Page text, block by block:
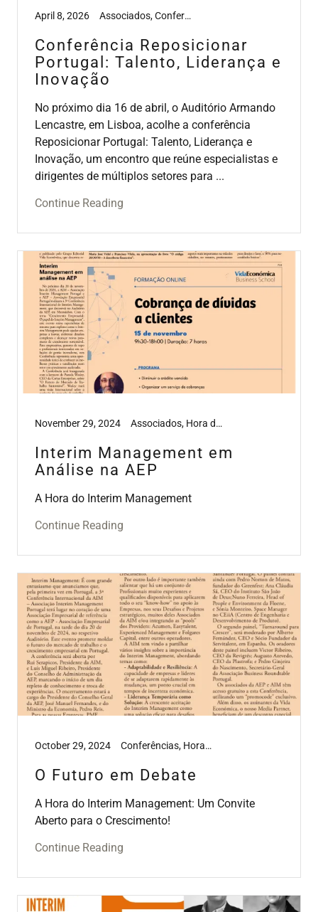
April 8, 2026 Associados, Conferências, Media
Conferência Reposicionar
Portugal: Talento, Liderança e
Inovação
No próximo dia 16 de abril, o Auditório Armando
Lencastre, em Lisboa, acolhe a conferência
Reposicionar Portugal: Talento, Liderança e
Inovação, um encontro que reúne especialistas e
dirigentes de múltiplos setores para ...
Continue Reading
November 29, 2024 Associados, Hora do Interim Management, Media, Tools
Interim Management em
Análise na AEP
A Hora do Interim Management
Continue Reading
October 29, 2024 Conferências, Hora do Interim Management, Tools, Workshops
O Futuro em Debate
A Hora do Interim Management: Um Convite
Aberto para o Crescimento!
Continue Reading